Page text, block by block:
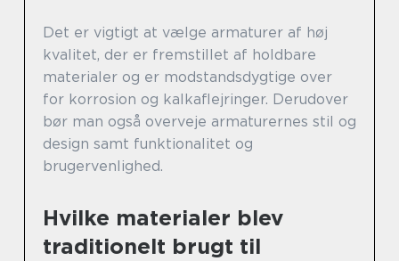
Det er vigtigt at vælge armaturer af høj
kvalitet, der er fremstillet af holdbare
materialer og er modstandsdygtige over
for korrosion og kalkaflejringer. Derudover
bør man også overveje armaturernes stil og
design samt funktionalitet og
brugervenlighed.
Hvilke materialer blev
traditionelt brugt til